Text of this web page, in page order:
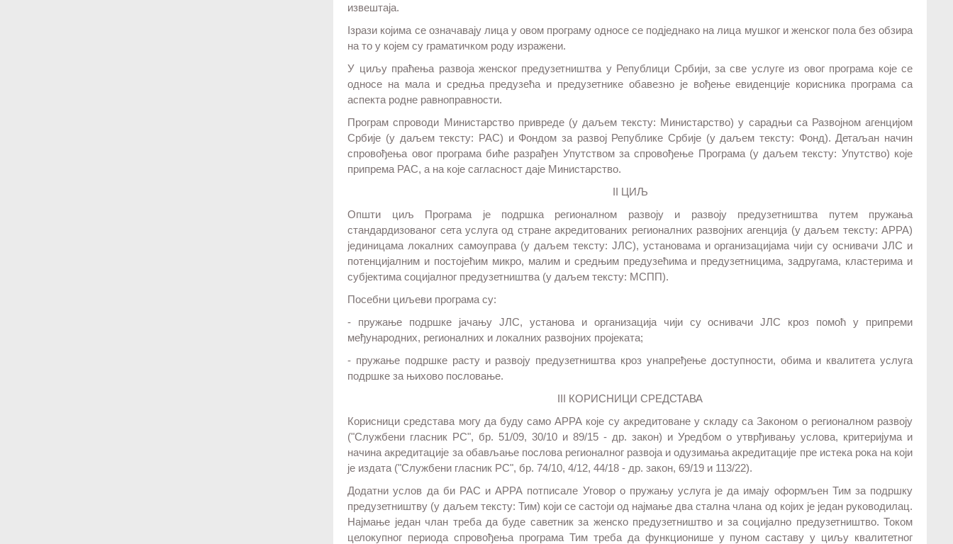
извештаја.
Iзрази којима се означавају лица у овом програму односе се подједнако на лица мушког и женског пола без обзира
на то у којем су граматичком роду изражени.
У циљу праћења развоја женског предузетништва у Републици Србији, за све услуге из овог програма које се
односе на мала и средња предузећа и предузетнике обавезно је вођење евиденције корисника програма са
аспекта родне равноправности.
Програм спроводи Министарство привреде (у даљем тексту: Министарство) у сарадњи са Развојном агенцијом
Србије (у даљем тексту: РАС) и Фондом за развој Републике Србије (у даљем тексту: Фонд). Детаљан начин
спровођења овог програма биће разрађен Упутством за спровођење Програма (у даљем тексту: Упутство) које
припрема РАС, а на које сагласност даје Министарство.
II ЦИЉ
Општи циљ Програма је подршка регионалном развоју и развоју предузетништва путем пружања
стандардизованог сета услуга од стране акредитованих регионалних развојних агенција (у даљем тексту: АРРА)
јединицама локалних самоуправа (у даљем тексту: ЈЛС), установама и организацијама чији су оснивачи ЈЛС и
потенцијалним и постојећим микро, малим и средњим предузећима и предузетницима, задругама, кластерима и
субјектима социјалног предузетништва (у даљем тексту: МСПП).
Посебни циљеви програма су:
- пружање подршке јачању ЈЛС, установа и организација чији су оснивачи ЈЛС кроз помоћ у припреми
међународних, регионалних и локалних развојних пројеката;
- пружање подршке расту и развоју предузетништва кроз унапређење доступности, обима и квалитета услуга
подршке за њихово пословање.
III КОРИСНИЦИ СРЕДСТАВА
Корисници средстава могу да буду само АРРА које су акредитоване у складу са Законом о регионалном развоју
("Службени гласник РС", бр. 51/09, 30/10 и 89/15 - др. закон) и Уредбом о утврђивању услова, критеријума и
начина акредитације за обављање послова регионалног развоја и одузимања акредитације пре истека рока на који
је издата ("Службени гласник РС", бр. 74/10, 4/12, 44/18 - др. закон, 69/19 и 113/22).
Додатни услов да би РАС и АРРА потписале Уговор о пружању услуга је да имају оформљен Тим за подршку
предузетништву (у даљем тексту: Тим) који се састоји од најмање два стална члана од којих је један руководилац.
Најмање један члан треба да буде саветник за женско предузетништво и за социјално предузетништво. Током
целокупног периода спровођења програма Тим треба да функционише у пуном саставу у циљу квалитетног